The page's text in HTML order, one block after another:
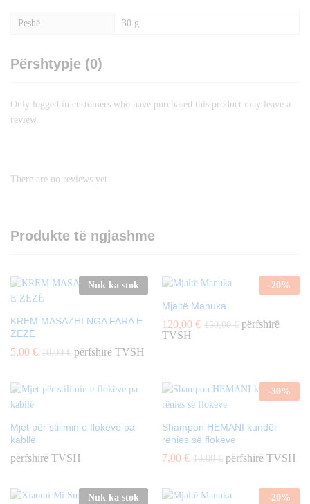
Peshë 30 g
Përshtypje (0)
Only logged in customers who have purchased this product may leave a
review.
There are no reviews yet.
Produkte të ngjashme
Nuk ka stok
KREM MASAZHI NGA FARA E
ZEZË
5,00 € 10,00€ përfshirë TVSH
-20%
Mjaltë Manuka
120,00 € 150,00€ përfshirë
TVSH
Mjet për stilimin e flokëve pa
kabllë
përfshirë TVSH
-30%
Shampon HEMANI kundër
rënies së flokëve
7,00 € 10,00€ përfshirë TVSH
Nuk ka stok -20%